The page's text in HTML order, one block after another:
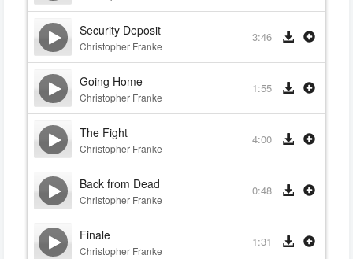
Security Deposit
Christopher Franke
3:46
Going Home
Christopher Franke
1:55
The Fight
Christopher Franke
4:00
Back from Dead
Christopher Franke
0:48
Finale
Christopher Franke
1:31